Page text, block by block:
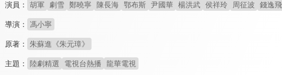
演員： 胡軍 劇雪 鄭曉寧 陳長海 鄂布斯 尹國華 楊洪武 侯祥玲 周征波 錢逸飛
導演： 馮小寧
原著： 朱蘇進《朱元璋》
主題： 陸劇精選 電視台熱播 龍華電視